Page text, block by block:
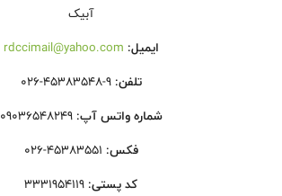
آبیک
ایمیل: rdccimail@yahoo.com
تلفن: 026-45383548-9
شماره واتس آپ: 09036548249
فکس: 026-45383551
کد پستی: 3331954119